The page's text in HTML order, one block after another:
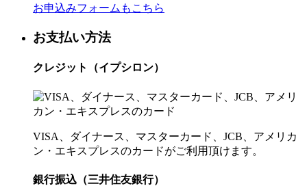
お申込みフォームもこちら
お支払い方法
クレジット（イプシロン）
VISA、ダイナース、マスターカード、JCB、アメリカ
ン・エキスプレスのカードがご利用頂けます。
銀行振込（三井住友銀行）